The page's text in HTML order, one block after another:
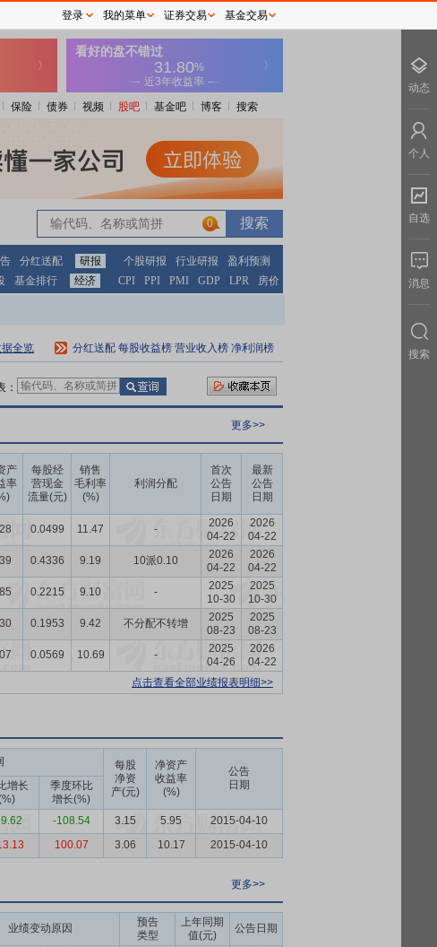
保险 债券 视频 股吧 基金吧 博客 搜索
0
分红送配 研报 个股研报 行业研报
盈利预测
基金排行 经济 CPI PPI PMI GDP LPR 房价
全览 分红送配 每股收益榜 营业收入榜 净利润榜
：
更多>>
产
率
每股经
营现金
流量(元)
销售
毛利率
(%)
利润分配
首次
公告
日期
最新
公告
日期
0.0499 11.47 -
2026
04-22
2026
04-22
0.4336 9.19 10派0.10
2026
04-22
2026
04-22
0.2215 9.10 -
2025
10-30
2025
10-30
0.1953 9.42 不分配不转增
2025
08-23
2025
08-23
0.0569 10.69 -
2025
04-26
2026
04-22
点击查看全部业绩报表明细>>
每股
净资
产(元)
净资产
收益率
(%)
公告
日期
增长
季度环比
增长(%)
-108.54 3.15 5.95
2015-04-10
100.07 3.06 10.17 2015-04-10
更多>>
业绩变动原因
预告
类型
上年同期
值(元)
公告日期
登录 我的菜单 证券交易 基金交易
动态
个人
自选
消息
搜索